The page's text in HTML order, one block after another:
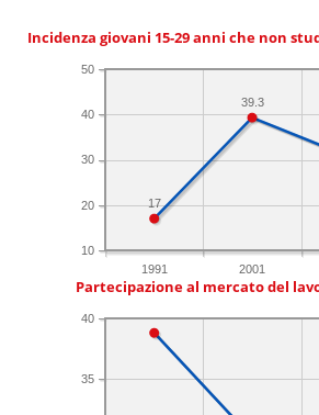
Incidenza giovani 15-29 anni che non
1991 2001
10
20
30
40
50
39.3
17
Partecipazione al mercato del
35
40